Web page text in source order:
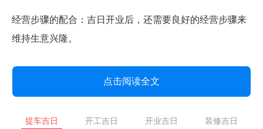
经营步骤的配合：吉日开业后，还需要良好的经营步骤来
维持生意兴隆。
点击阅读全文
提车吉日 开工吉日 开业吉日 装修吉日